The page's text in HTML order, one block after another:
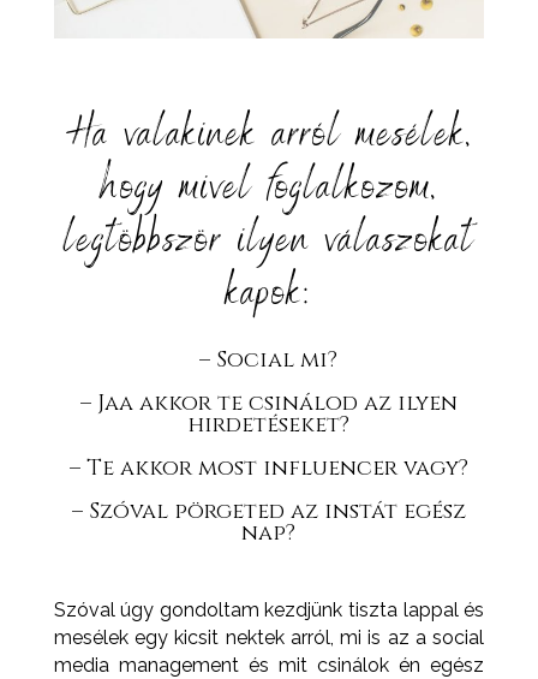
Ha valakinek arról mesélek,
hogy mivel foglalkozom,
legtöbbször ilyen válaszokat
kapok:⁣
– Social mi?
– Jaa akkor te csinálod az ilyen
hirdetéseket?⁣
– Te akkor most influencer vagy?
– Szóval pörgeted az instát egész
nap?⁣
Szóval úgy gondoltam kezdjünk tiszta lappal és
mesélek egy kicsit nektek arról, mi is az a social
media management és mit csinálok én egész